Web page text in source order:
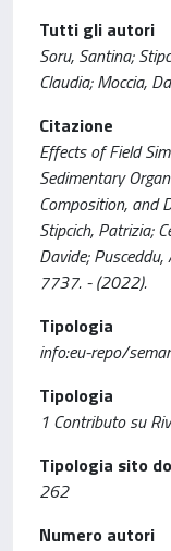
Tutti gli autori
Soru, Santina;
Claudia; Moccia,
Citazione
Effects of Field
Sedimentary
Composition, and
Stipcich, Patrizia;
Davide;
7737. - (2022).
Tipologia
info:eu-repo/
Tipologia
1 Contributo su
Tipologia sito
262
Numero autori